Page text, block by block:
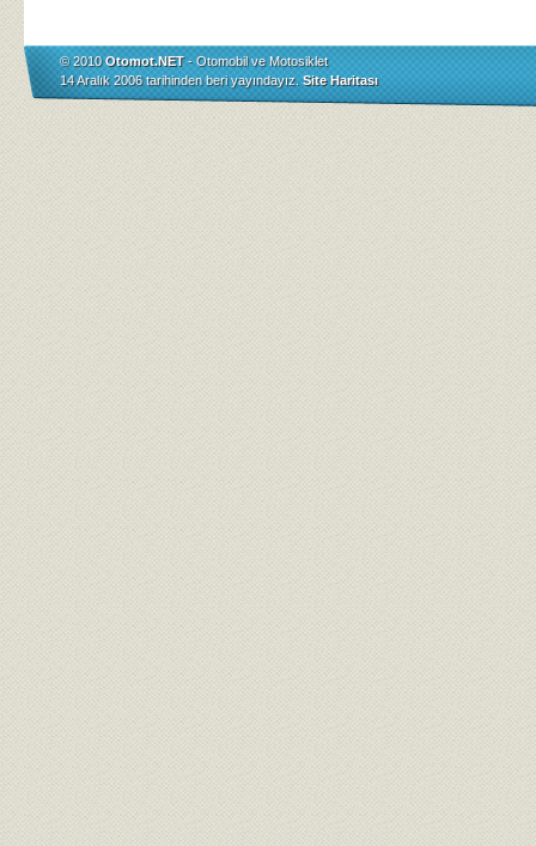
© 2010Otomot.NET- Otomobil ve Motosiklet
14 Aralık 2006 tarihinden beri yayındayız. Site Haritası